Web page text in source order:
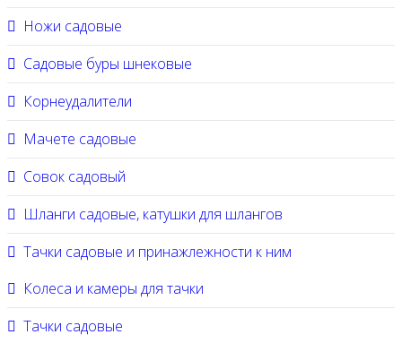
Ножи садовые
Садовые буры шнековые
Корнеудалители
Мачете садовые
Совок садовый
Шланги садовые, катушки для шлангов
Тачки садовые и принажлежности к ним
Колеса и камеры для тачки
Тачки садовые